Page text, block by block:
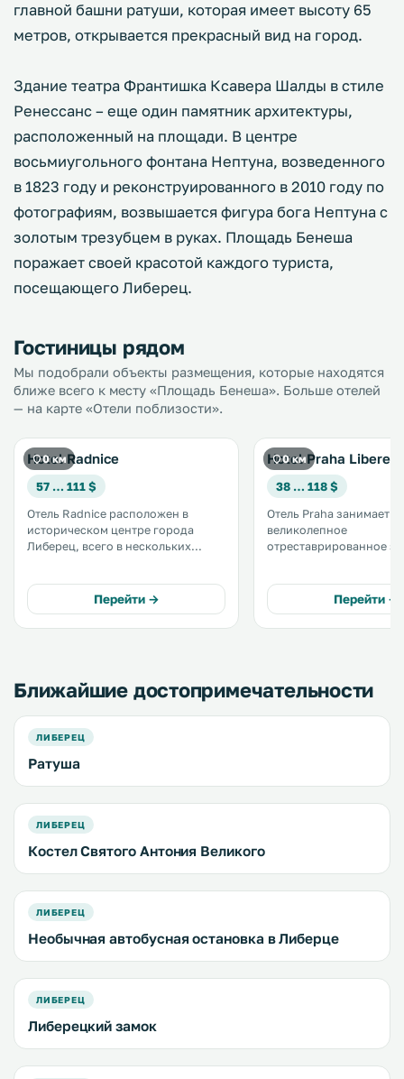
главной башни ратуши, которая имеет высоту 65
метров, открывается прекрасный вид на город.
Здание театра Франтишка Ксавера Шалды в стиле
Ренессанс – еще один памятник архитектуры,
расположенный на площади. В центре
восьмиугольного фонтана Нептуна, возведенного
в 1823 году и реконструированного в 2010 году по
фотографиям, возвышается фигура бога Нептуна с
золотым трезубцем в руках. Площадь Бенеша
поражает своей красотой каждого туриста,
посещающего Либерец.
Гостиницы рядом
Мы подобрали объекты размещения, которые находятся
ближе всего к месту «Площадь Бенеша». Больше отелей
— на карте «Отели поблизости».
0 км
Hotel Radnice
57 … 111 $
Отель Radnice расположен в
историческом центре города
Либерец, всего в нескольких
центра Centrum Babylon Liberec.
Предоставляется бесплатный Wi-
Fi. .
Перейти →
0 км
Hotel Praha Liberec
38 … 118 $
Отель Praha занимает
великолепное
отреставрированное
историческом центре
Либерец, возле
ратуши. .
Перейти →
Ближайшие достопримечательности
ЛИБЕРЕЦ
Ратуша
ЛИБЕРЕЦ
Костел Святого Антония Великого
ЛИБЕРЕЦ
Необычная автобусная остановка в Либерце
ЛИБЕРЕЦ
Либерецкий замок